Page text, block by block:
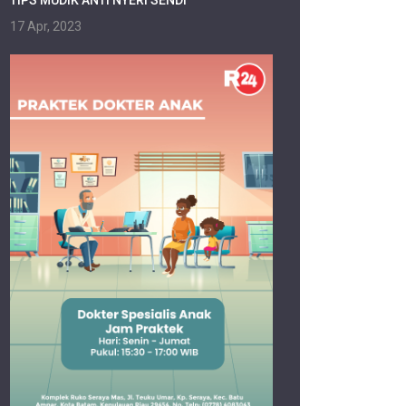
17 Apr, 2023